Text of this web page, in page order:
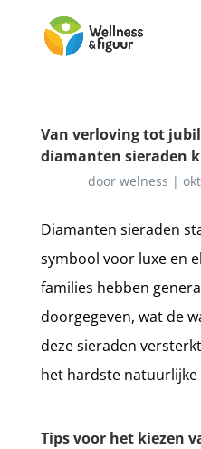
Van verloving tot
diamanten sieraden
doorwelness |
Diamanten sieraden
symbool voor luxe en
families hebben
doorgegeven, wat de
deze sieraden
het hardste natuurlijke
Tips voor het kiezen